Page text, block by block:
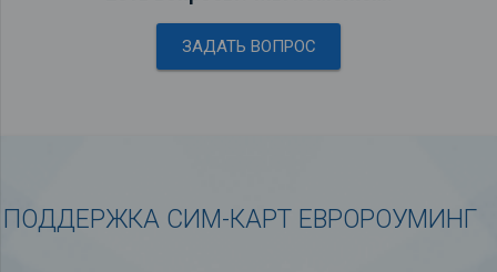
ЗАДАТЬ ВОПРОС
ПОДДЕРЖКА СИМ-КАРТ ЕВРОРОУМИНГ